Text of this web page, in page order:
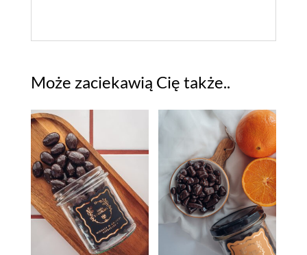
Może zaciekawią Cię także..